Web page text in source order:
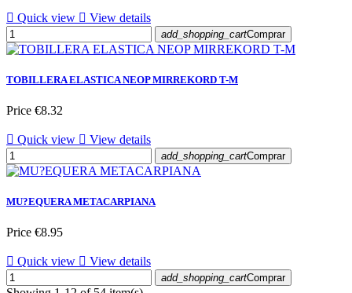
 Quick view  View details
add_shopping_cartComprar
TOBILLERA ELASTICA NEOP MIRREKORD T-M
Price €8.32
 Quick view  View details
add_shopping_cartComprar
MU?EQUERA METACARPIANA
Price €8.95
 Quick view  View details
add_shopping_cartComprar